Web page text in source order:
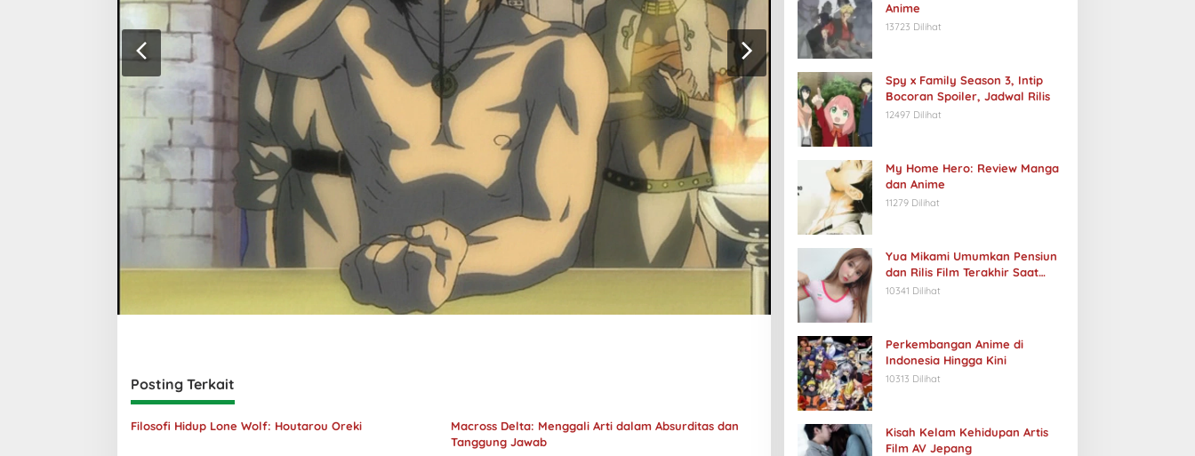
Posting Terkait
Filosofi Hidup Lone Wolf: Houtarou Oreki
Macross Delta: Menggali Arti dalam Absurditas dan
Tanggung Jawab
Anime
13723 Dilihat
Spy x Family Season 3, Intip
Bocoran Spoiler, Jadwal Rilis
12497 Dilihat
My Home Hero: Review Manga
dan Anime
11279 Dilihat
Yua Mikami Umumkan Pensiun
dan Rilis Film Terakhir Saat
Ulang Tahun
10341 Dilihat
Perkembangan Anime di
Indonesia Hingga Kini
10313 Dilihat
Kisah Kelam Kehidupan Artis
Film AV Jepang